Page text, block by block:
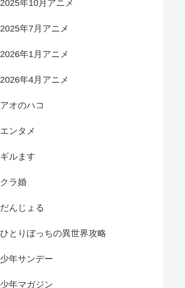
2025年10月アニメ
2025年7月アニメ
2026年1月アニメ
2026年4月アニメ
アオのハコ
エンタメ
ギルます
クラ婚
だんじょる
ひとりぼっちの異世界攻略
少年サンデー
少年マガジン